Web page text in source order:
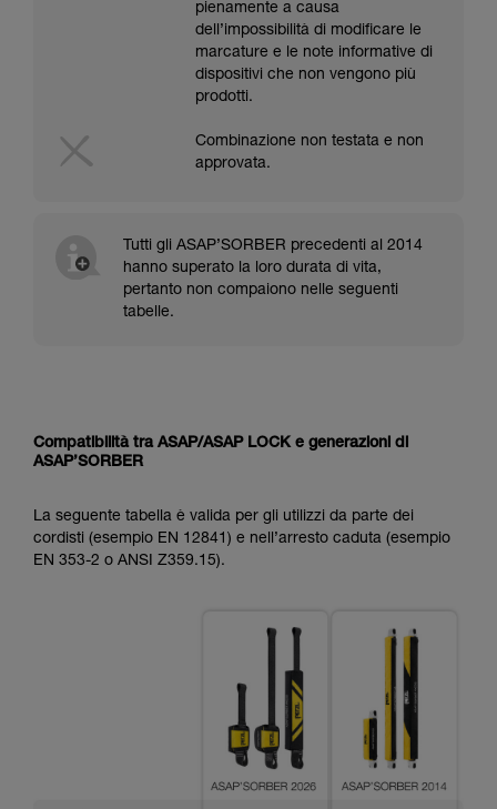
pienamente a causa
dell’impossibilità di modificare le
marcature e le note informative di
dispositivi che non vengono più
prodotti.
Combinazione non testata e non
approvata.
Tutti gli ASAP’SORBER precedenti al 2014
hanno superato la loro durata di vita,
pertanto non compaiono nelle seguenti
tabelle.
Compatibilità tra ASAP/ASAP LOCK e generazioni di
ASAP’SORBER
La seguente tabella è valida per gli utilizzi da parte dei
cordisti (esempio EN 12841) e nell’arresto caduta (esempio
EN 353-2 o ANSI Z359.15).